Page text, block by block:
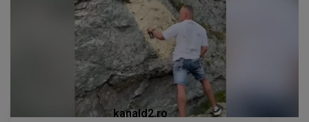
kanald2.ro